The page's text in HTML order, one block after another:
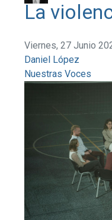
La
Viernes, 27 Junio
Daniel López
Nuestras Voces